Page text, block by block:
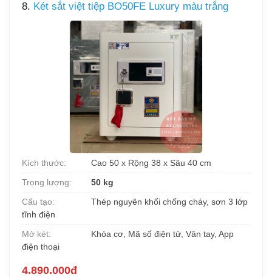
8. Két sắt việt tiệp BO50FE Luxury màu trắng
Kích thước:
Cao 50 x Rộng 38 x Sâu 40 cm
Trọng lượng:
50 kg
Cấu tạo:
Thép nguyên khối chống cháy, sơn 3 lớp
tĩnh điện
Mở két:
Khóa cơ, Mã số điện tử, Vân tay, App
điện thoại
4.890.000đ